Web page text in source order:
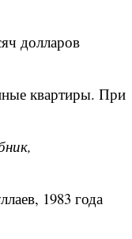
долларов
квартиры. При
1983 года